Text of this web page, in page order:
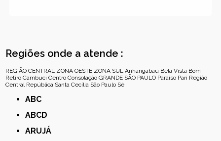
Regiões onde a atende :
REGIÃO CENTRAL ZONA OESTE ZONA SUL Anhangabaú Bela Vista Bom
Retiro Cambuci Centro Consolação GRANDE SÃO PAULO Paraíso Pari Região
Central República Santa Cecília São Paulo Sé
ABC
ABCD
ARUJÁ